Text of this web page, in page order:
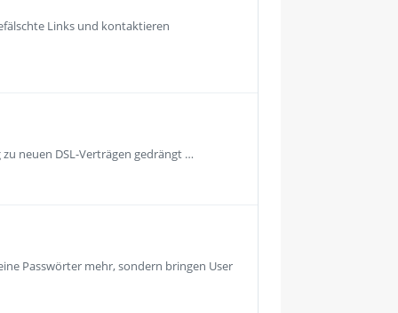
Links und kontaktieren
neuen DSL-Verträgen gedrängt …
Passwörter mehr, sondern bringen User